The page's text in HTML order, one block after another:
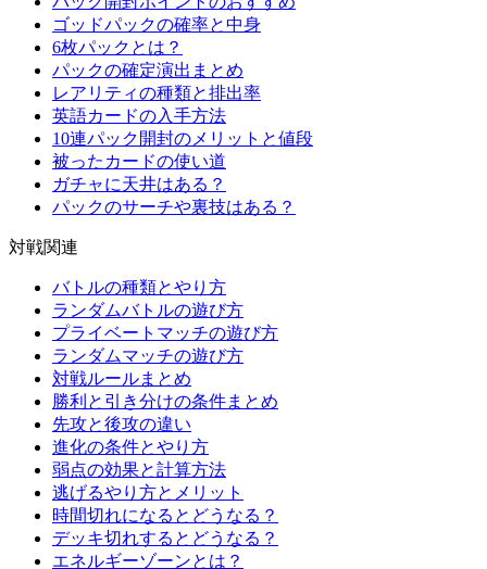
ゴッドパックの確率と中身
6枚パックとは？
パックの確定演出まとめ
レアリティの種類と排出率
英語カードの入手方法
10連パック開封のメリットと値段
被ったカードの使い道
ガチャに天井はある？
パックのサーチや裏技はある？
対戦関連
バトルの種類とやり方
ランダムバトルの遊び方
プライベートマッチの遊び方
ランダムマッチの遊び方
対戦ルールまとめ
勝利と引き分けの条件まとめ
先攻と後攻の違い
進化の条件とやり方
弱点の効果と計算方法
逃げるやり方とメリット
時間切れになるとどうなる？
デッキ切れするとどうなる？
エネルギーゾーンとは？